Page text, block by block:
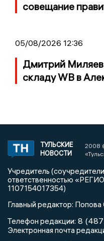
совещание
05/08/2026 12:36
Дмитрий
складу WB в
ТУЛЬСКИЕ
НОВОСТИ
2008
Учредитель
ответственностью
1107154017354)
Главный редактор: Попова
Телефон редакции: 8
Электронная почта